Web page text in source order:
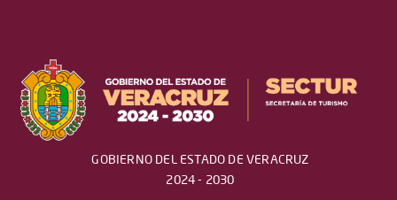
GOBIERNO DEL ESTADO DE VERACRUZ
2024 - 2030